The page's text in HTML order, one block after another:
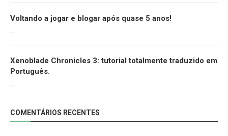
Voltando a jogar e blogar após quase 5 anos!
Xenoblade Chronicles 3: tutorial totalmente traduzido em
Português.
COMENTÁRIOS RECENTES